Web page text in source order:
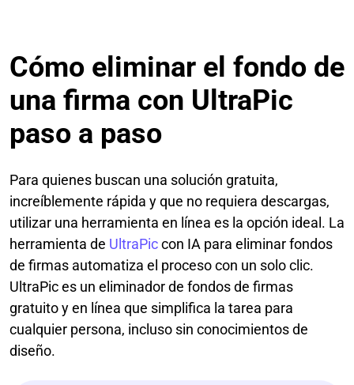
Cómo eliminar el fondo de
una firma con UltraPic
paso a paso
Para quienes buscan una solución gratuita,
increíblemente rápida y que no requiera descargas,
utilizar una herramienta en línea es la opción ideal. La
herramienta de UltraPiccon IA para eliminar fondos
de firmas automatiza el proceso con un solo clic.
UltraPic es un eliminador de fondos de firmas
gratuito y en línea que simplifica la tarea para
cualquier persona, incluso sin conocimientos de
diseño.